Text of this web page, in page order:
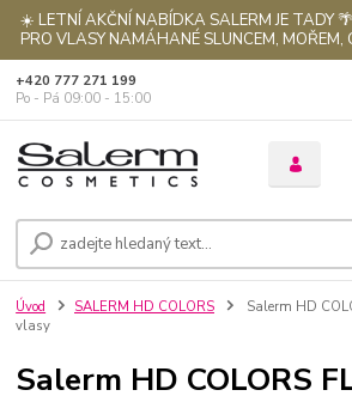
☀️ LETNÍ AKČNÍ NABÍDKA SALERM JE TADY
PRO VLASY NAMÁHANÉ SLUNCEM,
+420 777 271 199
Po - Pá 09:00 - 15:00
Úvod SALERM HD COLORS
Salerm HD
vlasy
Salerm HD COLORS